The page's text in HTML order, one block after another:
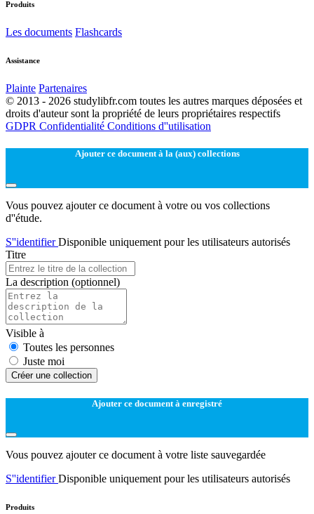
Produits
Les documents Flashcards
Assistance
Plainte Partenaires
© 2013 - 2026 studylibfr.com toutes les autres marques déposées et
droits d'auteur sont la propriété de leurs propriétaires respectifs
GDPR Confidentialité Conditions d''utilisation
Ajouter ce document à la (aux) collections
Vous pouvez ajouter ce document à votre ou vos collections
d''étude.
S''identifierDisponible uniquement pour les utilisateurs autorisés
Titre
La description (optionnel)
Visible à
Toutes les personnes
Juste moi
Créer une collection
Ajouter ce document à enregistré
Vous pouvez ajouter ce document à votre liste sauvegardée
S''identifierDisponible uniquement pour les utilisateurs autorisés
Produits